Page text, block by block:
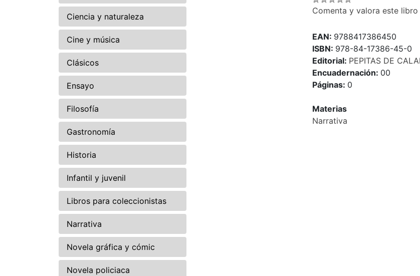
Ciencia y naturaleza
Cine y música
Clásicos
Ensayo
Filosofía
Gastronomía
Historia
Infantil y juvenil
Libros para coleccionistas
Narrativa
Novela gráfica y cómic
Novela policiaca
Comenta y valora este libro
EAN: 9788417386450
ISBN: 978-84-17386-45-0
Editorial: PEPITAS DE
Encuadernación: 00
Páginas: 0
Materias
Narrativa